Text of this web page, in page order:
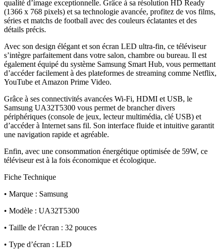
qualité d’image exceptionnelle. Grâce à sa résolution HD Ready
(1366 x 768 pixels) et sa technologie avancée, profitez de vos films,
séries et matchs de football avec des couleurs éclatantes et des
détails précis.
Avec son design élégant et son écran LED ultra-fin, ce téléviseur
s’intègre parfaitement dans votre salon, chambre ou bureau. Il est
également équipé du système Samsung Smart Hub, vous permettant
d’accéder facilement à des plateformes de streaming comme Netflix,
YouTube et Amazon Prime Video.
Grâce à ses connectivités avancées Wi-Fi, HDMI et USB, le
Samsung UA32T5300 vous permet de brancher divers
périphériques (console de jeux, lecteur multimédia, clé USB) et
d’accéder à Internet sans fil. Son interface fluide et intuitive garantit
une navigation rapide et agréable.
Enfin, avec une consommation énergétique optimisée de 59W, ce
téléviseur est à la fois économique et écologique.
Fiche Technique
• Marque : Samsung
• Modèle : UA32T5300
• Taille de l’écran : 32 pouces
• Type d’écran : LED